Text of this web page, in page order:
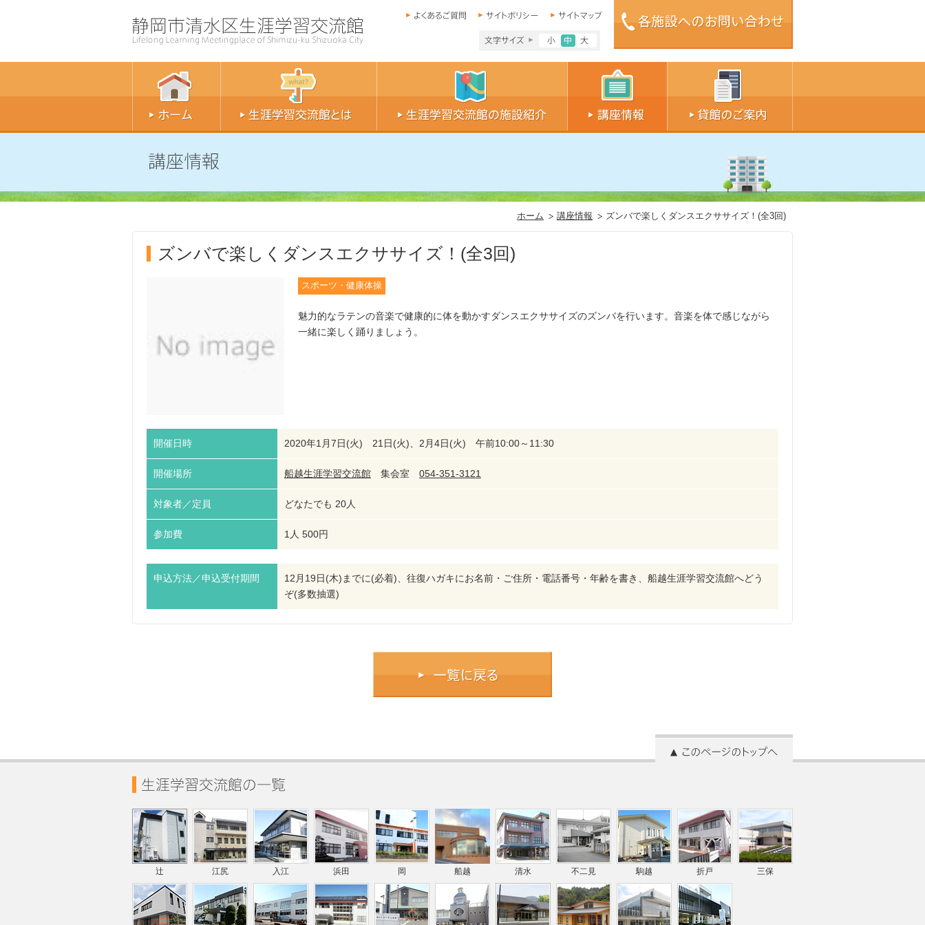
文字サイズ小
文字サイズ中
ホーム 講座情報 ズンバで楽しくダンスエクササイズ！(全3回)
ズンバで楽しくダンスエクササイズ！(全3回)
スポーツ・健康体操
魅力的なラテンの音楽で健康的に体を動かすダンスエクササイズのズンバを行います。音楽を体で感じながら
一緒に楽しく踊りましょう。
開催日時 2020年1月7日(火) 21日(火)、2月4日(火) 午前10:00～11:30
開催場所 船越生涯学習交流館 集会室 054-351-3121
対象者／定員 どなたでも 20人
参加費 1人 500円
申込方法／申込受付期間
12月19日(木)までに(必着)、往復ハガキにお名前・ご住所・電話番号・年齢を書き、船越生涯学習交流館へどう
ぞ(多数抽選)
辻 江尻 入江 浜田 岡 船越 清水 不二見 駒越 折戸 三保